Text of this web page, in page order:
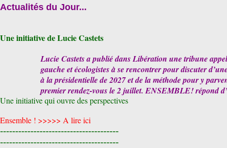
Actualités du Jour...
Une initiative de Lucie Castets
Lucie Castets a publié dans Libération une tribune
gauche et écologistes à se rencontrer pour discuter
à la présidentielle de 2027 et de la méthode pour y
premier rendez-vous le 2 juillet. ENSEMBLE! répond
Une initiative qui ouvre des perspectives
Ensemble ! >>>>> A lire ici
---------------------------------------
---------------------------------------